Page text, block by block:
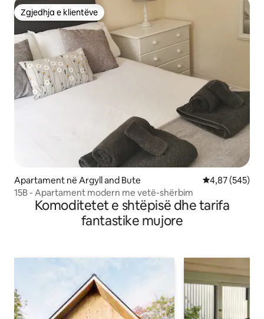
Zgjedhja e klientëve
Zgjedhja e klientëve
Apartament në Argyll and Bute Vlerësimi
4,87 (545)
15B - Apartament modern me vetë-shërbim
Komoditetet e shtëpisë dhe tarifa
fantastike mujore